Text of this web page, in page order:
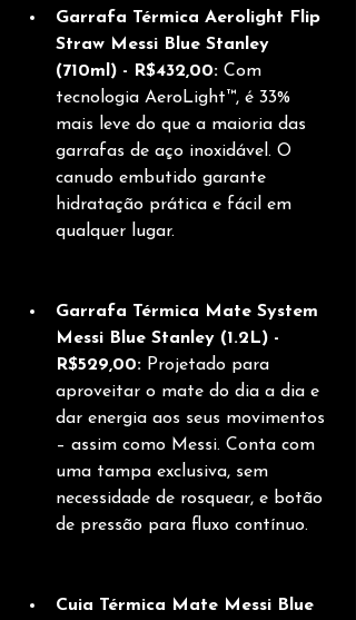
Garrafa Térmica Aerolight Flip
Straw Messi Blue Stanley
(710ml) - R$432,00: Com
tecnologia AeroLight™, é 33%
mais leve do que a maioria das
garrafas de aço inoxidável. O
canudo embutido garante
hidratação prática e fácil em
qualquer lugar.
Garrafa Térmica Mate System
Messi Blue Stanley (1.2L) -
R$529,00: Projetado para
aproveitar o mate do dia a dia e
dar energia aos seus movimentos
– assim como Messi. Conta com
uma tampa exclusiva, sem
necessidade de rosquear, e botão
de pressão para fluxo contínuo.
Cuia Térmica Mate Messi Blue